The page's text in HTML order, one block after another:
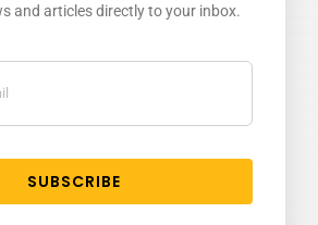
and articles directly to your inbox.
SUBSCRIBE